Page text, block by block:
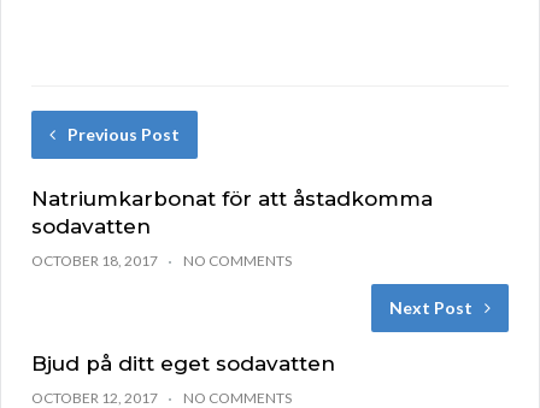
Previous Post
Natriumkarbonat för att åstadkomma
sodavatten
OCTOBER 18, 2017 NO COMMENTS
Next Post
Bjud på ditt eget sodavatten
OCTOBER 12, 2017 NO COMMENTS